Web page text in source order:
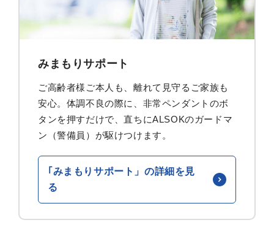
みまもりサポート
ご高齢者様ご本人も、離れて見守るご家族も
安心。体調不良の際に、非常ペンダントのボ
タンを押すだけで、直ちにALSOKのガードマ
ン（警備員）が駆けつけます。
｢みまもりサポート」の詳細を見
る